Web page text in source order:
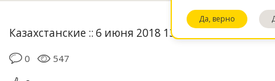
Да, верно
Казахстанские :: 6 июня 2018 13:43
0
547